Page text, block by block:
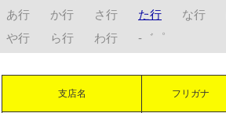
あ行 か行 さ行 た行 な行
や行
ら行 わ行 -゛゜
支店名 フリガナ